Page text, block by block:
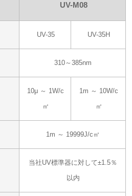
UV-M08
UV-35 UV-35H
310～385nm
10μ ～ 1W/c
㎡
1m ～ 10W/c
㎡
1m ～ 19999J/c㎡
当社UV標準器に対して±1.5％
以内